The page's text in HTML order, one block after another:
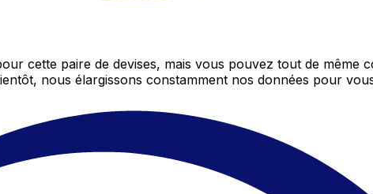
cette paire de devises, mais vous pouvez tout de même
nous élargissons constamment nos données pour